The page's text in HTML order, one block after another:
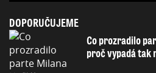
DOPORUČUJEME
Co prozradilo
proč vypadá tak